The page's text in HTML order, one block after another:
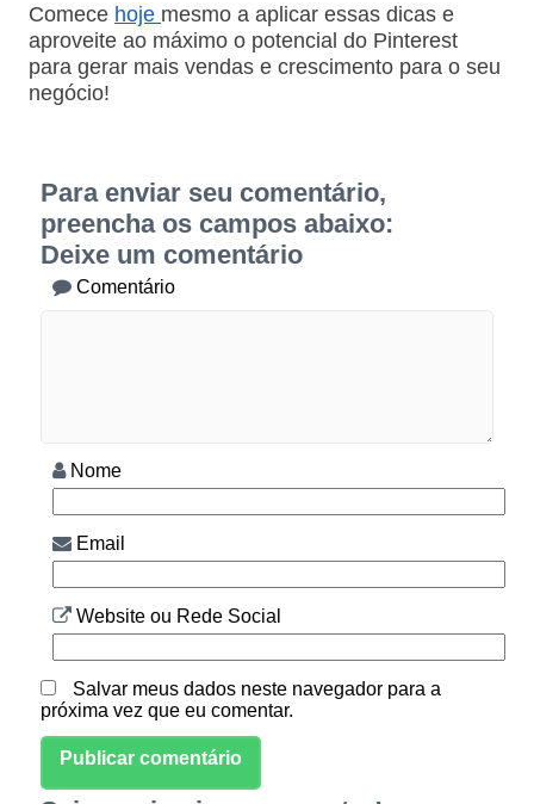
Comece hoje mesmo a aplicar essas dicas e
aproveite ao máximo o potencial do Pinterest
para gerar mais vendas e crescimento para o seu
negócio!
Para enviar seu comentário,
preencha os campos abaixo:
Deixe um comentário
Comentário
Nome
Email
Website ou Rede Social
Salvar meus dados neste navegador para a
próxima vez que eu comentar.